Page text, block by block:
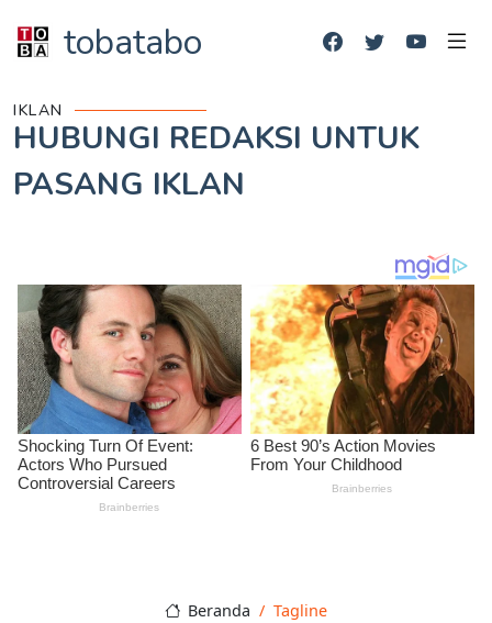
tobatabo
IKLAN
HUBUNGI REDAKSI UNTUK
PASANG IKLAN
Beranda Tagline